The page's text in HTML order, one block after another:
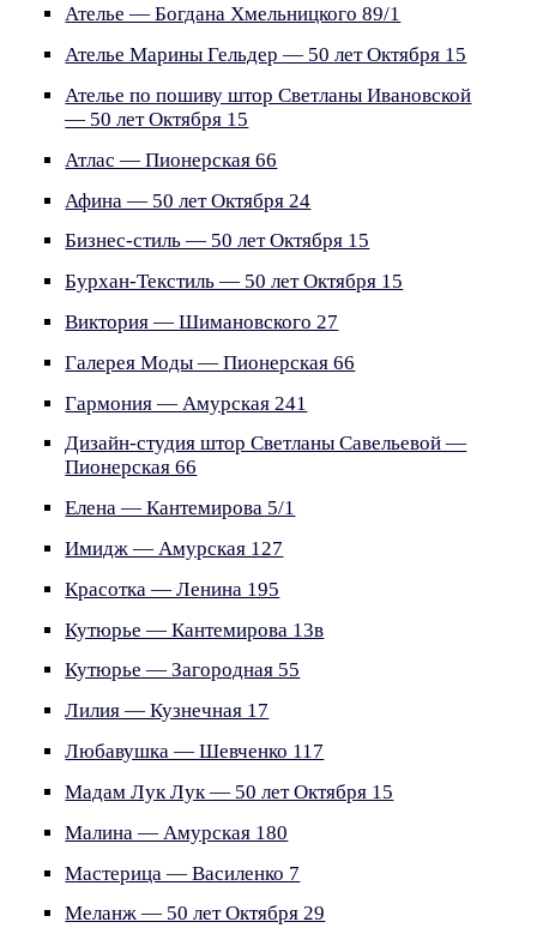
Ателье — Богдана Хмельницкого 89/1
Ателье Марины Гельдер — 50 лет Октября 15
Ателье по пошиву штор Светланы Ивановской
— 50 лет Октября 15
Атлас — Пионерская 66
Афина — 50 лет Октября 24
Бизнес-стиль — 50 лет Октября 15
Бурхан-Текстиль — 50 лет Октября 15
Виктория — Шимановского 27
Галерея Моды — Пионерская 66
Гармония — Амурская 241
Дизайн-студия штор Светланы Савельевой —
Пионерская 66
Елена — Кантемирова 5/1
Имидж — Амурская 127
Красотка — Ленина 195
Кутюрье — Кантемирова 13в
Кутюрье — Загородная 55
Лилия — Кузнечная 17
Любавушка — Шевченко 117
Мадам Лук Лук — 50 лет Октября 15
Малина — Амурская 180
Мастерица — Василенко 7
Меланж — 50 лет Октября 29